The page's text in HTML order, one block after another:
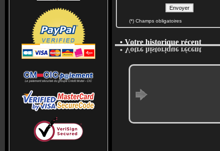
(*) Champs obligatoires
• Votre historique récent
• Votre historique récent